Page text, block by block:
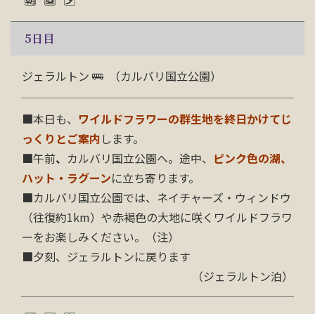
5日目
ジェラルトン （カルバリ国立公園）
■本日も、 ワイルドフラワーの群生地を終日かけてじ
っくりとご案内 します。
■午前、 カルバリ国立公園へ。途中、 ピンク色の湖、
ハット・ラグーンに立ち寄ります。
■カルバリ国立公園では、ネイチャーズ・ウィンドウ
（往復約1km）や赤褐色の大地に咲くワイルドフラワ
ーをお楽しみください。（注）
■夕刻、ジェラルトンに戻ります
（ジェラルトン泊）